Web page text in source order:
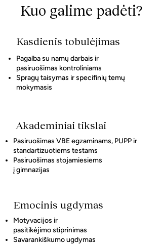
Kuo galime padėti?
Kasdienis tobulėjimas
Pagalba su namų darbais ir
pasiruošimas kontroliniams
Spragų taisymas ir specifinių temų
mokymasis
Akademiniai tikslai
Pasiruošimas VBE egzaminams, PUPP ir
standartizuotiems testams
Pasiruošimas stojamiesiems
į gimnazijas
Emocinis ugdymas
Motyvacijos ir
pasitikėjimo stiprinimas
Savarankiškumo ugdymas